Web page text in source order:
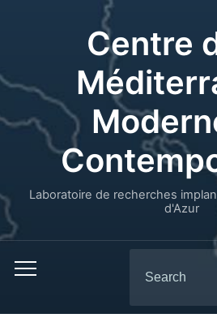
Centre
Laboratoire de recherches
d'Azur
for: